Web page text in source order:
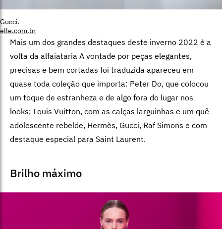
Gucci.
elle.com.br
Mais um dos grandes destaques deste inverno 2022 é a
volta da alfaiataria A vontade por peças elegantes,
precisas e bem cortadas foi traduzida apareceu em
quase toda coleção que importa: Peter Do, que colocou
um toque de estranheza e de algo fora do lugar nos
looks; Louis Vuitton, com as calças larguinhas e um quê
adolescente rebelde, Hermès, Gucci, Raf Simons e com
destaque especial para Saint Laurent.
Brilho máximo